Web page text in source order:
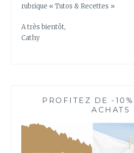
rubrique « Tutos & Recettes »
A très bientôt,
Cathy
PROFITEZ DE -
ACHATS